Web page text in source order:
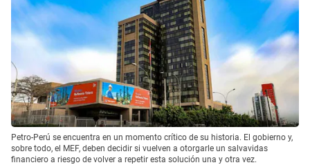
Petro-Perú se encuentra en un momento crítico de su historia. El gobierno y,
sobre todo, el MEF, deben decidir si vuelven a otorgarle un salvavidas
financiero a riesgo de volver a repetir esta solución una y otra vez.